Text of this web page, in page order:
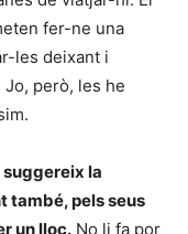
fer-ne una
les deixant i
però, les he
suggereix la
també, pels seus
un lloc. No li fa por